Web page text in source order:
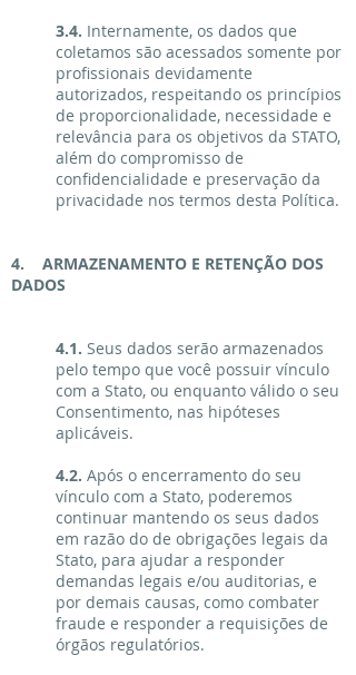
3.4. Internamente, os dados que
coletamos são acessados somente por
profissionais devidamente
autorizados, respeitando os princípios
de proporcionalidade, necessidade e
relevância para os objetivos da STATO,
além do compromisso de
confidencialidade e preservação da
privacidade nos termos desta Política.
4. ARMAZENAMENTO E RETENÇÃO DOS
DADOS
4.1. Seus dados serão armazenados
pelo tempo que você possuir vínculo
com a Stato, ou enquanto válido o seu
Consentimento, nas hipóteses
aplicáveis.
4.2. Após o encerramento do seu
vínculo com a Stato, poderemos
continuar mantendo os seus dados
em razão do de obrigações legais da
Stato, para ajudar a responder
demandas legais e/ou auditorias, e
por demais causas, como combater
fraude e responder a requisições de
órgãos regulatórios.